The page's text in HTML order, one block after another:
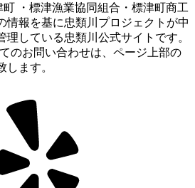
・標津漁業協同組合・標津町商工
情報を基に忠類川プロジェクトが中
している忠類川公式サイトです。
のお問い合わせは、ページ上部の
します。